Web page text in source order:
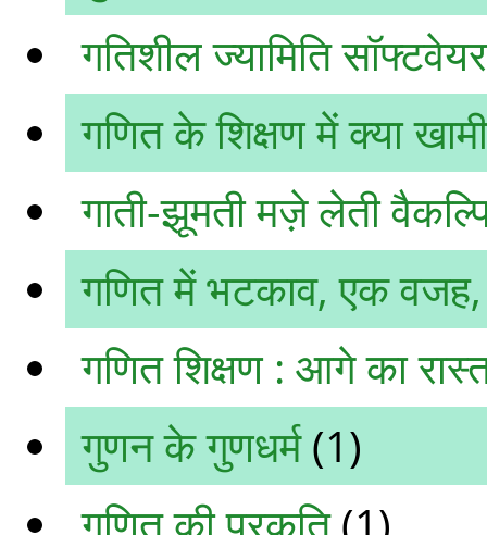
गतिशील ज्यामिति
गणित के शिक्षण में क्या
गाती-झूमती मज़े लेती
गणित में भटकाव, एक वजह,
गणित शिक्षण : आगे का
गुणन के गुणधर्म(1)
गणित की प्रकृति(1)